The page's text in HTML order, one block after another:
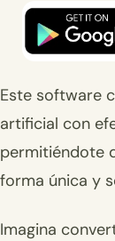
Este software
artificial con
permitiéndote
forma única y
Imagina